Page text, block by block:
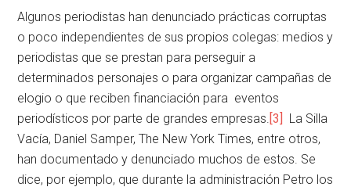
Algunos periodistas han denunciado prácticas corruptas
o poco independientes de sus propios colegas: medios y
periodistas que se prestan para perseguir a
determinados personajes o para organizar campañas de
elogio o que reciben financiación para eventos
periodísticos por parte de grandes empresas. [3] La Silla
Vacía, Daniel Samper, The New York Times, entre otros,
han documentado y denunciado muchos de estos. Se
dice, por ejemplo, que durante la administración Petro los